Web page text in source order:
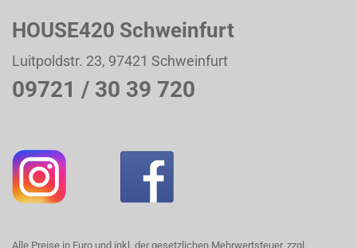
HOUSE420 Schweinfurt
Luitpoldstr. 23, 97421 Schweinfurt
09721 / 30 39 720
Alle Preise in Euro und inkl. der gesetzlichen Mehrwertsteuer, zzgl.